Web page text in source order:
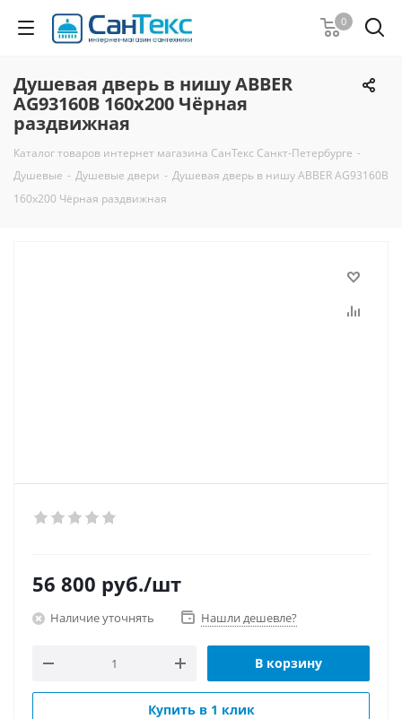
0
Душевая дверь в нишу ABBER
AG93160B 160x200 Чёрная
раздвижная
Каталог товаров интернет магазина СанТекс Санкт-Петербурге -
Душевые - Душевые двери - Душевая дверь в нишу ABBER AG93160B
160x200 Чёрная раздвижная
56 800 руб./шт
Наличие уточнять Нашли дешевле?
В корзину
Купить в 1 клик